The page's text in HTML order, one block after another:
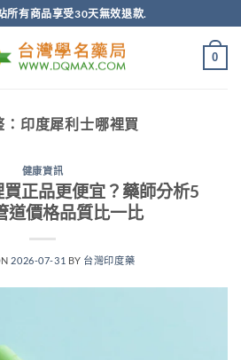
所有商品享受30天無效退款.
0
印度犀利士哪裡買
健康資訊
正品更便宜？藥師分析5
道價格品質比一比
2026-07-31 BY 台灣印度藥